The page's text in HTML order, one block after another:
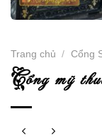
Trang chủ / Cổng
cổng mỹ